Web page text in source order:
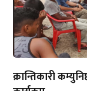
क्रान्तिकारी